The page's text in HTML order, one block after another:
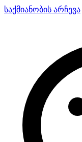
საქმიანობის არჩევა